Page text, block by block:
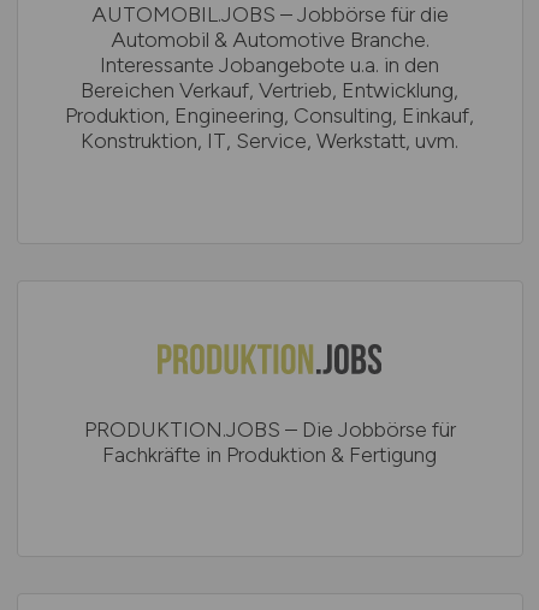
AUTOMOBIL.JOBS – Jobbörse für die
Automobil & Automotive Branche.
Interessante Jobangebote u.a. in den
Bereichen Verkauf, Vertrieb, Entwicklung,
Produktion, Engineering, Consulting, Einkauf,
Konstruktion, IT, Service, Werkstatt, uvm.
PRODUKTION.JOBS – Die Jobbörse für
Fachkräfte in Produktion & Fertigung